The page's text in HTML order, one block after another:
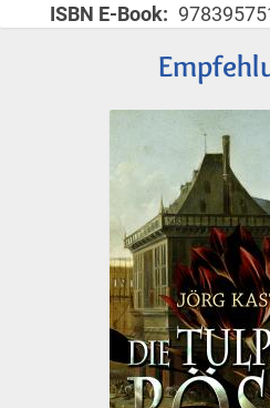
ISBN E-Book